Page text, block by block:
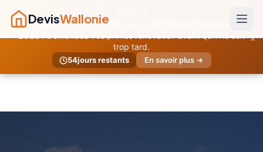
DevisWallonie
Primes temporaires Wallonie — Deadline 30 septembre
trop tard.
54jours restants En savoir plus →
×